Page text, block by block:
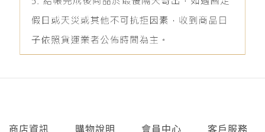
商店資訊 購物說明 會員中心 客戶服務